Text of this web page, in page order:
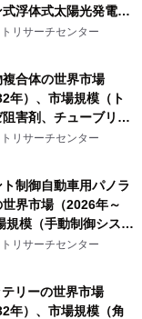
浮体式太陽光発電シ
ル式浮体式太陽光発
式浮体式太陽光発電
リサーチセンター
合体の世界市場
年）、市場規模（ト
害剤、チューブリン
薬、その他）・分析
リサーチセンター
制御自動車用パノラ
界市場（2026年～
規模（手動制御システ
チ制御システム、セ
ンテリジェント制御
リサーチセンター
リーの世界市場
年）、市場規模（角